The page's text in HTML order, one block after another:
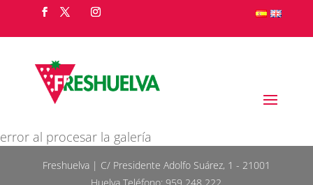
error al procesar la galería
Freshuelva | C/ Presidente Adolfo Suárez, 1 - 21001
Huelva Teléfono: 959 248 222